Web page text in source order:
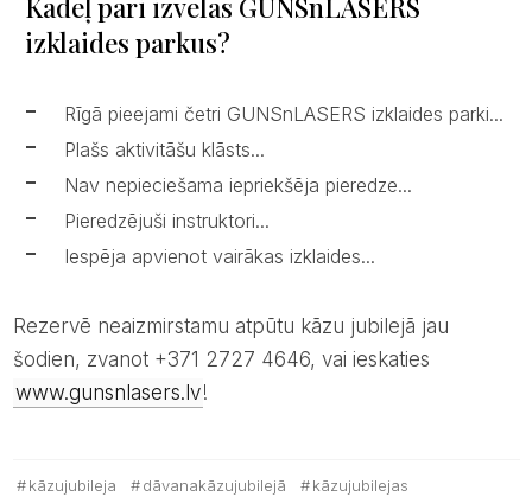
Kādēļ pāri izvēlas GUNSnLASERS
izklaides parkus?
Rīgā pieejami četri GUNSnLASERS izklaides parki...
Plašs aktivitāšu klāsts...
Nav nepieciešama iepriekšēja pieredze...
Pieredzējuši instruktori...
Iespēja apvienot vairākas izklaides...
Rezervē neaizmirstamu atpūtu kāzu jubilejā jau
šodien, zvanot +371 2727 4646, vai ieskaties
www.gunsnlasers.lv!
kāzujubileja dāvanakāzujubilejā
kāzujubilejas